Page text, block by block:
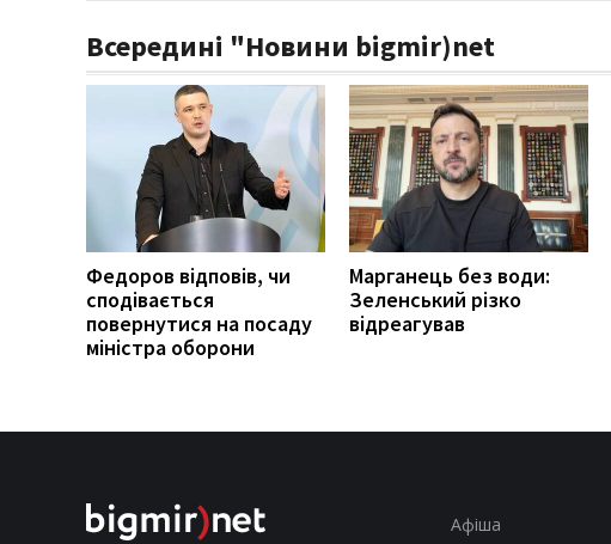
Всередині "Новини bigmir)net
Федоров відповів, чи
сподівається
повернутися на посаду
міністра оборони
Марганець без води:
Зеленський різко
відреагував
Афіша